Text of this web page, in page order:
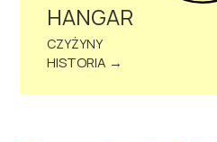
HANGAR
CZYŻYNY
HISTORIA →